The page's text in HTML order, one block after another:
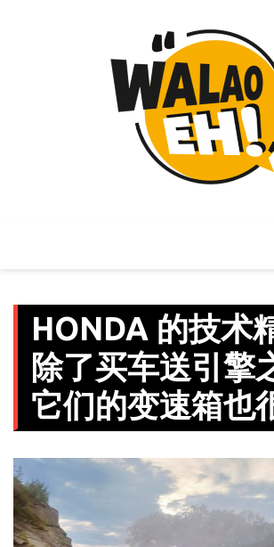
HONDA 的技术
除了买车送引擎
它们的变速箱也